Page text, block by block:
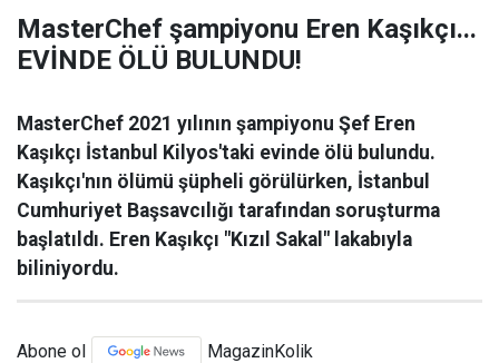
MasterChef şampiyonu Eren Kaşıkçı...
EVİNDE ÖLÜ BULUNDU!
MasterChef 2021 yılının şampiyonu Şef Eren
Kaşıkçı İstanbul Kilyos'taki evinde ölü bulundu.
Kaşıkçı'nın ölümü şüpheli görülürken, İstanbul
Cumhuriyet Başsavcılığı tarafından soruşturma
başlatıldı. Eren Kaşıkçı "Kızıl Sakal" lakabıyla
biliniyordu.
Abone ol MagazinKolik